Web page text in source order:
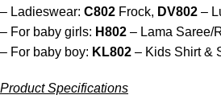
– Ladieswear: C802 Frock, DV802 –
– For baby girls: H802 – Lama Saree/
– For baby boy: KL802 – Kids Shirt &
Product Specifications